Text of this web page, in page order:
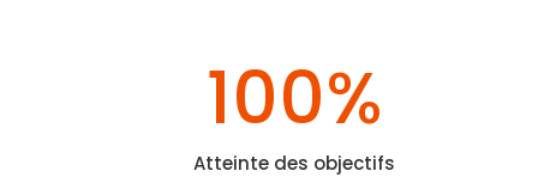
100%
Atteinte des objectifs